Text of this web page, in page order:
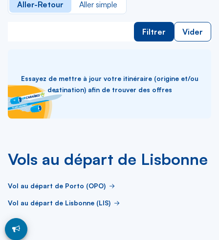
Aller-Retour Aller simple
Filtrer Vider
Essayez de mettre à jour votre itinéraire (origine et/ou
destination) afin de trouver des offres
Vols au départ de Lisbonne
Vol au départ de Porto (OPO)
Vol au départ de Lisbonne (LIS)